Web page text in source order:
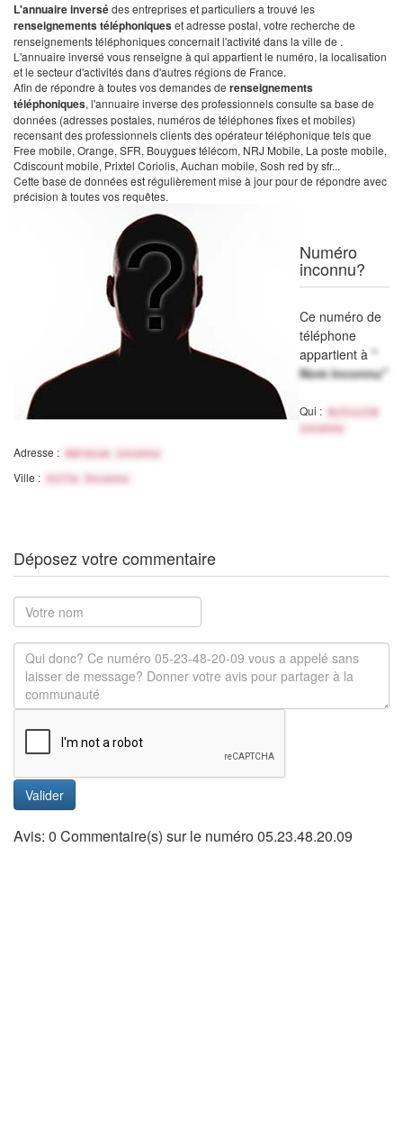
L'annuaire inversédes entreprises et particuliers a trouvé les
renseignements téléphoniqueset adresse postal, votre recherche de
renseignements téléphoniques concernait l'activité dans la ville de .
L'annuaire inversé vous renseigne à qui appartient le numéro, la localisation
et le secteur d'activités dans d'autres régions de France.
Afin de répondre à toutes vos demandes de renseignements
téléphoniques, l'annuaire inverse des professionnels consulte sa base de
données (adresses postales, numéros de téléphones fixes et mobiles)
recensant des professionnels clients des opérateur téléphonique tels que
Free mobile, Orange, SFR, Bouygues télécom, NRJ Mobile, La poste mobile,
Cdiscount mobile, Prixtel Coriolis, Auchan mobile, Sosh red by sfr...
Cette base de données est régulièrement mise à jour pour de répondre avec
précision à toutes vos requêtes.
Numéro
inconnu?
Ce numéro de
téléphone
appartient à "
Nom inconnu"
Qui :
Activité
inconnu
Adresse : Adresse inconnu
Ville : Ville Inconnu
Déposez votre commentaire
Valider
Avis: 0 Commentaire(s) sur le numéro 05.23.48.20.09